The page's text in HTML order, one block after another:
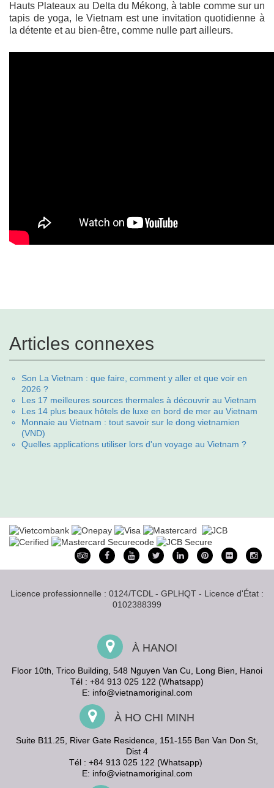
Hauts Plateaux au Delta du Mékong, à table comme sur un
tapis de yoga, le Vietnam est une invitation quotidienne à
la détente et au bien-être, comme nulle part ailleurs.
Articles connexes
Son La Vietnam : que faire, comment y aller et que voir en
2026 ?
Les 17 meilleures sources thermales à découvrir au Vietnam
Les 14 plus beaux hôtels de luxe en bord de mer au Vietnam
Monnaie au Vietnam : tout savoir sur le dong vietnamien
(VND)
Quelles applications utiliser lors d'un voyage au Vietnam ?
Licence professionnelle : 0124/TCDL - GPLHQT - Licence d'État :
0102388399
À HANOI
Floor 10th, Trico Building, 548 Nguyen Van Cu, Long Bien, Hanoi
Tél : +84 913 025 122 (Whatsapp)
E: info@vietnamoriginal.com
À HO CHI MINH
Suite B11.25, River Gate Residence, 151-155 Ben Van Don St,
Dist 4
Tél : +84 913 025 122 (Whatsapp)
E: info@vietnamoriginal.com